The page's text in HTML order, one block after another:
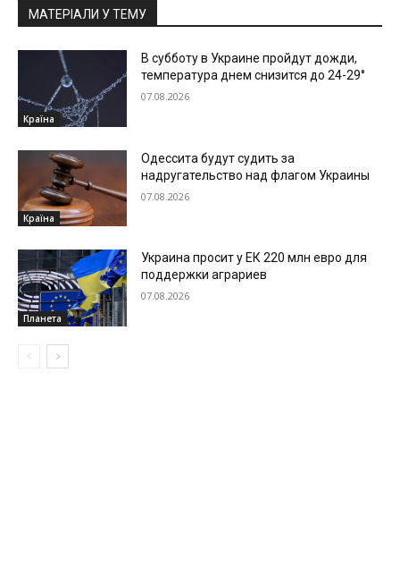
МАТЕРІАЛИ У ТЕМУ
Країна
В субботу в Украине пройдут дожди,
температура днем снизится до 24-29°
07.08.2026
Країна
Одессита будут судить за
надругательство над флагом Украины
07.08.2026
Планета
Украина просит у ЕК 220 млн евро для
поддержки аграриев
07.08.2026